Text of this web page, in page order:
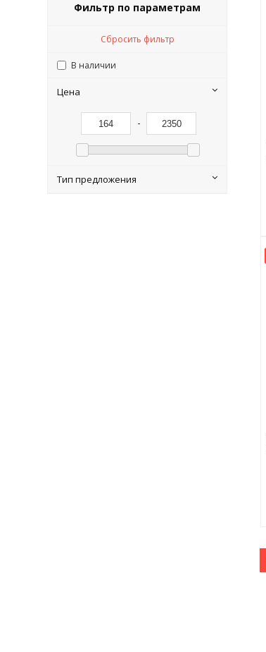
Фильтр по параметрам
Сбросить фильтр
В наличии
Цена
-
Тип предложения